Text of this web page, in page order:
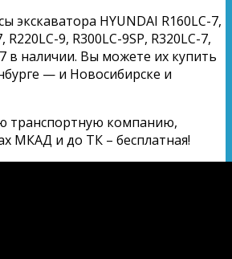
экскаватора HYUNDAI R160LC-7,
R220LC-9, R300LC-9SP, R320LC-7,
7 в наличии. Вы можете их купить
— и Новосибирске и
транспортную компанию,
МКАД и до ТК – бесплатная!